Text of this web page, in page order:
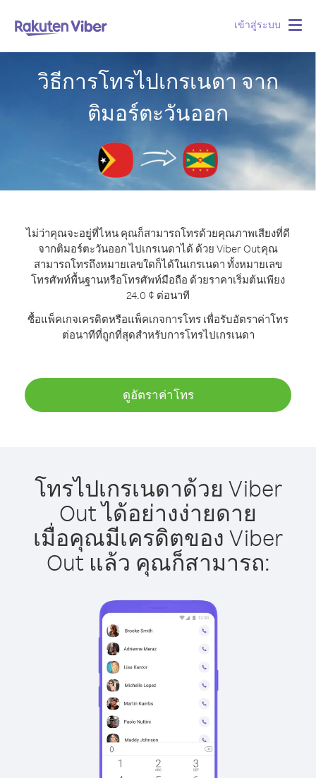
เข้าสู่ระบบ
วิธีการโทรไปเกรเนดา จาก
ติมอร์ตะวันออก
ไม่ว่าคุณจะอยู่ที่ไหน คุณก็สามารถโทรด้วยคุณภาพเสียงที่ดี
จากติมอร์ตะวันออก ไปเกรเนดาได้ ด้วย Viber Outคุณ
สามารถโทรถึงหมายเลขใดก็ได้ในเกรเนดา ทั้งหมายเลข
โทรศัพท์พื้นฐานหรือโทรศัพท์มือถือ ด้วยราคาเริ่มต้นเพียง
24.0 ¢ ต่อนาที
ซื้อแพ็คเกจเครดิตหรือแพ็คเกจการโทร เพื่อรับอัตราค่าโทร
ต่อนาทีที่ถูกที่สุดสำหรับการโทรไปเกรเนดา
ดูอัตราค่าโทร
โทรไปเกรเนดาด้วย Viber
Out ได้อย่างง่ายดาย
เมื่อคุณมีเครดิตของ Viber
Out แล้ว คุณก็สามารถ: